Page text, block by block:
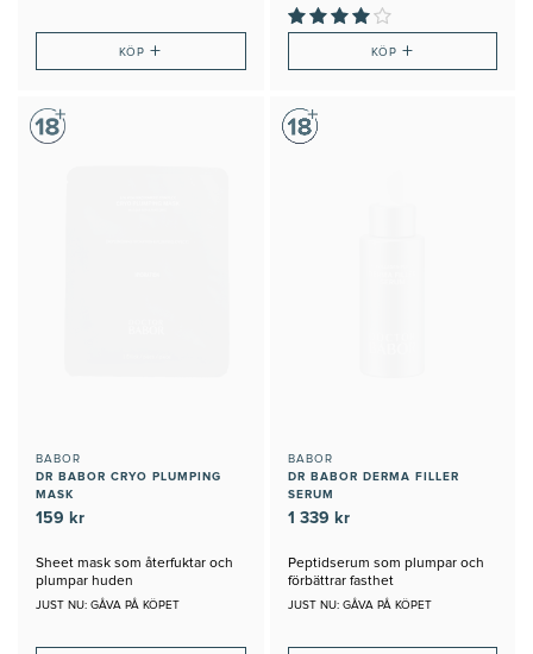
KÖP+ KÖP +
BABOR
DR BABOR CRYO PLUMPING
MASK
159 kr
Sheet mask som återfuktar och
plumpar huden
JUST NU: GÅVA PÅ KÖPET
BABOR
DR BABOR DERMA FILLER
SERUM
1 339 kr
Peptidserum som plumpar och
förbättrar fasthet
JUST NU: GÅVA PÅ KÖPET